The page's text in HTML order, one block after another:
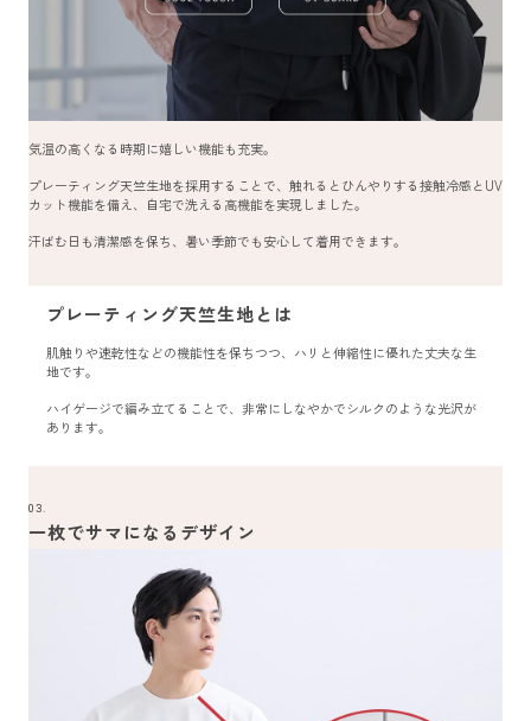
気温の高くなる時期に嬉しい機能も充実。
プレーティング天竺生地を採用することで、触れるとひんやりする接触冷感とUV
カット機能を備え、自宅で洗える高機能を実現しました。
汗ばむ日も清潔感を保ち、暑い季節でも安心して着用できます。
プレーティング天竺生地とは
肌触りや速乾性などの機能性を保ちつつ、ハリと伸縮性に優れた丈夫な生
地です。
ハイゲージで編み立てることで、非常にしなやかでシルクのような光沢が
あります。
03.
一枚でサマになるデザイン